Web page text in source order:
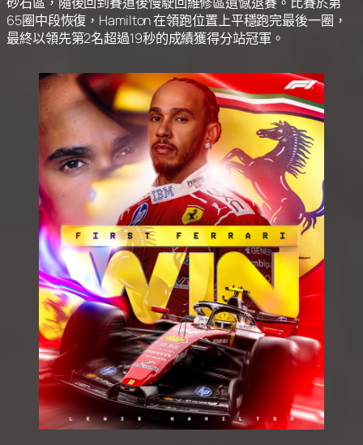
65圈中段恢復，Hamilton 在領跑位置上平穩跑完最後一圈，
最終以領先第2名超過19秒的成績獲得分站冠軍。